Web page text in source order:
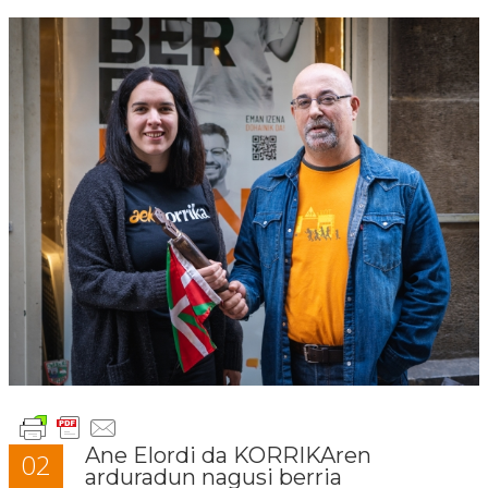
02
Ane Elordi da KORRIKAren
arduradun nagusi berria